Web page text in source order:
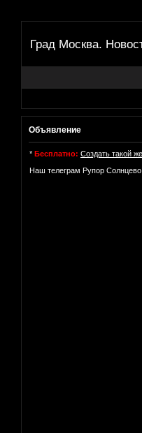
Град Москва.
Объявление
* Бесплатно: Создать такой
Наш телеграм Рупор Солнцево